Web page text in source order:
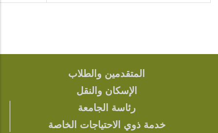
FOOTER
المتقدمين والطلاب
الإسكان والنقل
رئاسة الجامعة
خدمة ذوي الاحتياجات الخاصة